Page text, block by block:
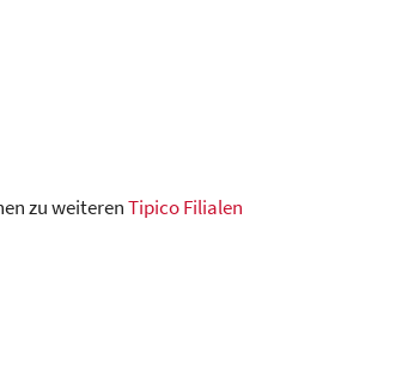
zu weiterenTipico Filialen